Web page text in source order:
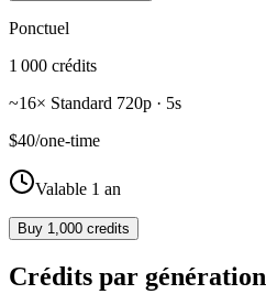
Ponctuel
1 000 crédits
~16× Standard 720p · 5s
$40/one-time
Valable 1 an
Buy 1,000 credits
Crédits par génération